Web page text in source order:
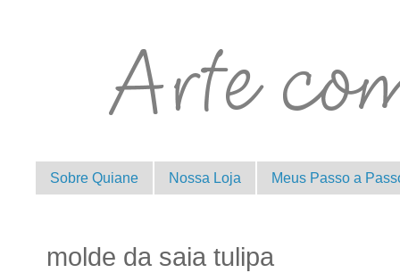
Sobre Quiane Nossa Loja Meus Passo a
molde da saia tulipa